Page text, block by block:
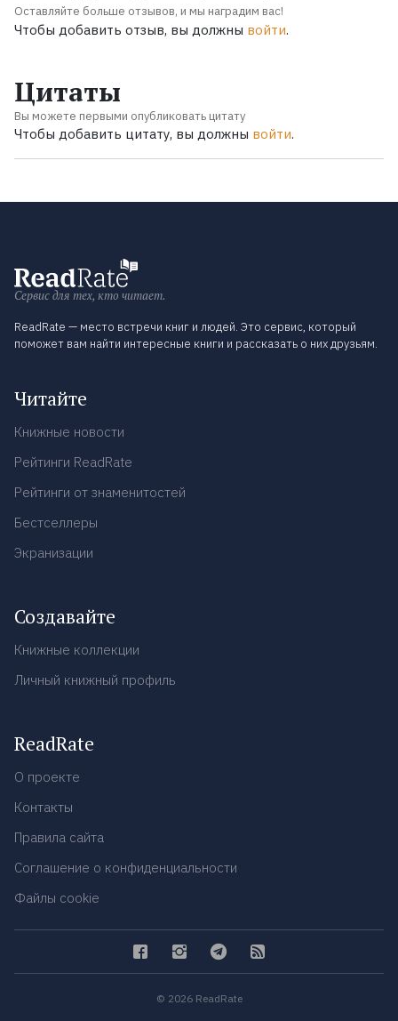
Оставляйте больше отзывов, и мы наградим вас!
Чтобы добавить отзыв, вы должны войти.
Цитаты
Вы можете первыми опубликовать цитату
Чтобы добавить цитату, вы должны войти.
Сервис для тех, кто читает.
ReadRate — место встречи книг и людей. Это сервис, который
поможет вам найти интересные книги и рассказать о них друзьям.
Читайте
Книжные новости
Рейтинги ReadRate
Рейтинги от знаменитостей
Бестселлеры
Экранизации
Создавайте
Книжные коллекции
Личный книжный профиль
ReadRate
О проекте
Контакты
Правила сайта
Соглашение о конфиденциальности
Файлы cookie
© 2026 ReadRate